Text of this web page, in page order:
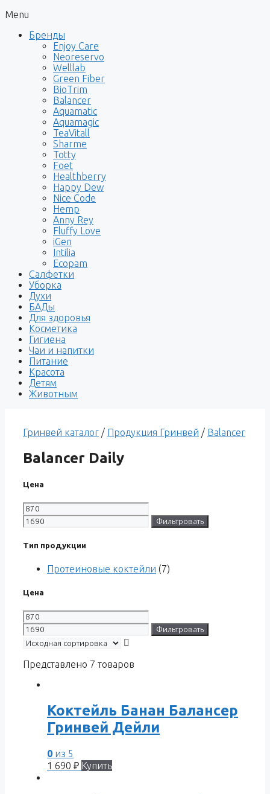
Menu
Бренды
Enjoy Care
Neoreservo
Welllab
Green Fiber
BioTrim
Balancer
Aquamatic
Aquamagic
TeaVitall
Sharme
Totty
Foet
Healthberry
Happy Dew
Nice Code
Hemp
Anny Rey
Fluffy Love
iGen
Intilia
Ecopam
Салфетки
Уборка
Духи
БАДы
Для здоровья
Косметика
Гигиена
Чаи и напитки
Питание
Красота
Детям
Животным
Гринвей каталог / Продукция Гринвей / Balancer
Balancer Daily
Цена
Фильтровать
Тип продукции
Протеиновые коктейли (7)
Цена
Фильтровать
Представлено 7 товаров
Коктейль Банан Балансер
Гринвей Дейли
0 из 5
1 690 ₽ Купить